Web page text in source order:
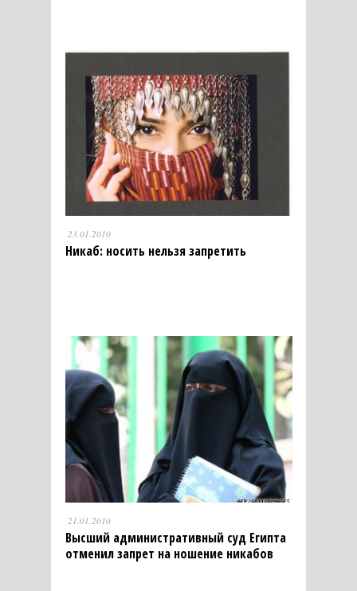
23.01.2010
Никаб: носить нельзя запретить
21.01.2010
Высший административный суд Египта
отменил запрет на ношение никабов